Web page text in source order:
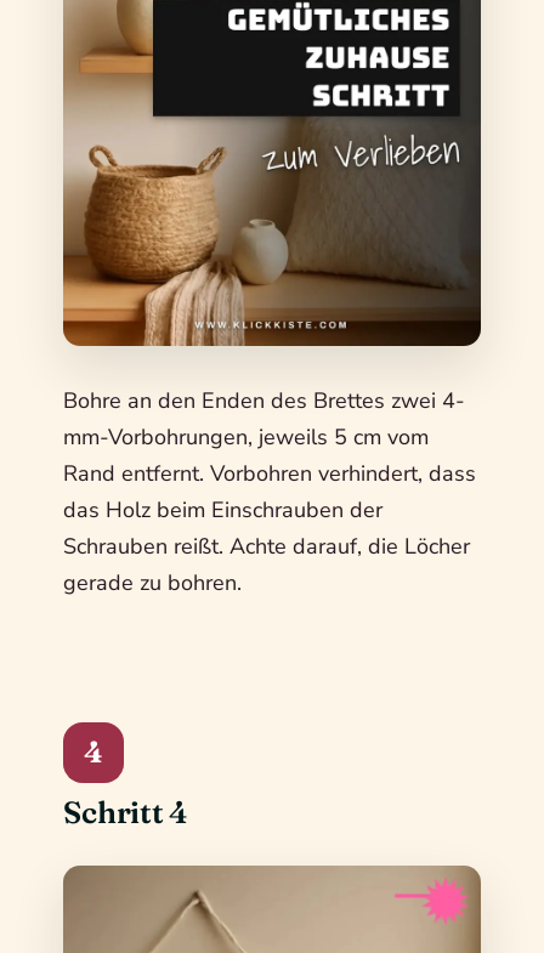
Bohre an den Enden des Brettes zwei 4-
mm-Vorbohrungen, jeweils 5 cm vom
Rand entfernt. Vorbohren verhindert, dass
das Holz beim Einschrauben der
Schrauben reißt. Achte darauf, die Löcher
gerade zu bohren.
4
Schritt 4